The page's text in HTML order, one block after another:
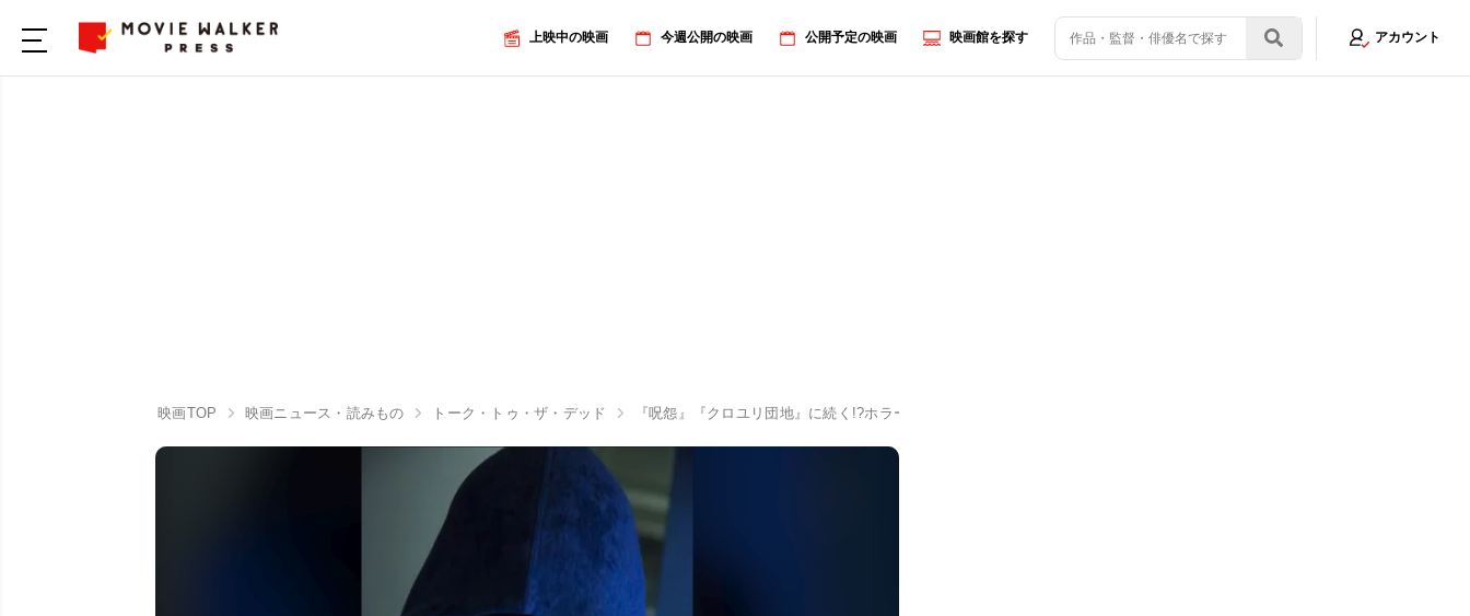
上映中の映画 今週公開の映画 公開予定の映画 映画館を探す アカウント
映画TOP 映画ニュース・読みもの トーク・トゥ・ザ・デッド 『呪怨』『クロユリ団地』に続く!?ホラー少年キャラに新人が登場！